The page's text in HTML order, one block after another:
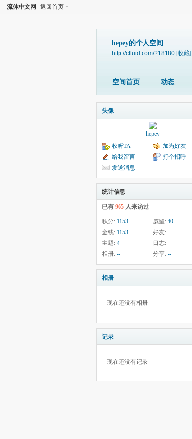
流体中文网 返回首页
hepey的个人空间
http://cfluid.com/?18180 [收藏]
空间首页 动态
头像
hepey
收听TA
加为好友
给我留言
打个招呼
发送消息
统计信息
已有 965 人来访过
积分: 1153 威望: 40
金钱: 1153 好友: --
主题: 4 日志: --
相册: -- 分享: --
相册
现在还没有相册
记录
现在还没有记录